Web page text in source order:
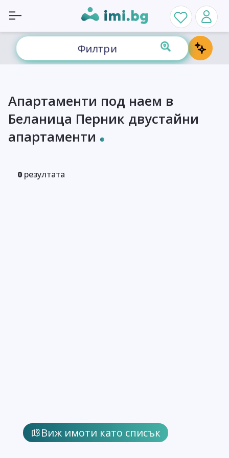
Филтри
Виж имоти като списък
Апартаменти под наем в
Беланица Перник двустайни
апартаменти
0 резултата